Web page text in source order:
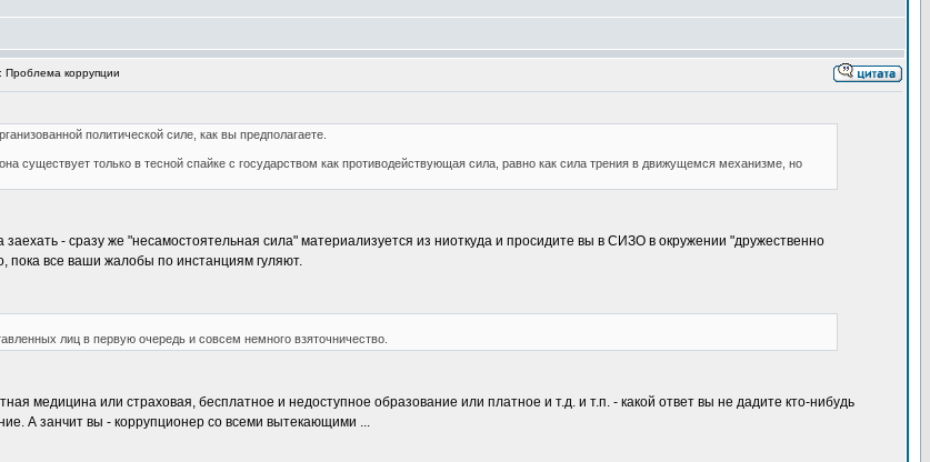
Проблема коррупции
политической силе, как вы предполагаете.
существует только в тесной спайке с государством как противодействующая сила, равно как сила трения в движущемся механизме, но
- сразу же "несамостоятельная сила" материализуется из ниоткуда и просидите вы в СИЗО в окружении "дружественно
пока все ваши жалобы по инстанциям гуляют.
лиц в первую очередь и совсем немного взяточничество.
медицина или страховая, бесплатное и недоступное образование или платное и т.д. и т.п. - какой ответ вы не дадите кто-нибудь
А занчит вы - коррупционер со всеми вытекающими ...